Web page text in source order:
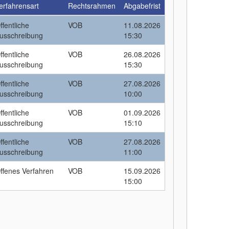
Rechtsrahmen
Abgabefrist
VOB
11.08.2026
15:30
VOB
26.08.2026
15:30
VOB
27.08.2026
10:00
VOB
01.09.2026
15:10
VOB
27.08.2026
11:00
Verfahren VOB
15.09.2026
15:00